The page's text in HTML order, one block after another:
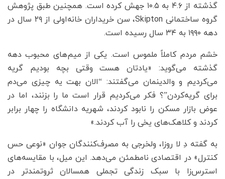
گذشته از ۴.۶ به ۱۰.۵ جهش کرده است. همچنین طبق پژوهش
گروه ساختمانی Skipton، سن خریداران خانه‌اولی از ۲۹ سال در
دهه ۱۹۹۰ به ۳۴ سال رسیده است.
خشم مردم کاملاً ملموس است. یکی از میم‌های محبوب دهه
گذشته می‌گوید: «یادتان هست وقتی بچه بودیم گریه
می‌کردیم و والدینمان می‌گفتند: “الان بهت یه چیزی می‌دم
برای گریه‌کردن”؟ فکر می‌کردیم قرار است ما را بزنند، اما در
عوض بازار مسکن را نابود کردند، شهریه دانشگاه را چهار برابر
کردند و کلاهک‌های یخی را آب کردند.»
به گفته دِ لا روزا، ولخرجی به مصرف‌کنندگان جوان «نوعی حس
کنترل» در اقتصادی نامطمئن می‌دهد. این میل، با مقایسه‌های
استرس‌زا با سبک زندگی تجملی همسالان ثروتمندتر در